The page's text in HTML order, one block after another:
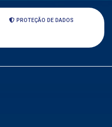
PROTEÇÃO DE DADOS